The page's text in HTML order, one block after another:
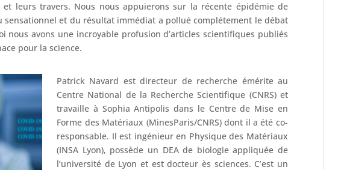
leurs travers. Nous nous appuierons sur la récente épidémie de
sensationnel et du résultat immédiat a pollué complétement le débat
avons une incroyable profusion d’articles scientifiques publiés
pour la science.
Patrick Navard est directeur de recherche émérite au
Centre National de la Recherche Scientifique (CNRS) et
travaille à Sophia Antipolis dans le Centre de Mise en
Forme des Matériaux (MinesParis/CNRS) dont il a été co-
responsable. Il est ingénieur en Physique des Matériaux
(INSA Lyon), possède un DEA de biologie appliquée de
l’université de Lyon et est docteur ès sciences. C’est un